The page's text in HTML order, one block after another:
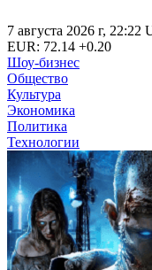
7 августа 2026 г, 22:22
EUR: 72.14 +0.20
Шоу-бизнес
Общество
Культура
Экономика
Политика
Технологии